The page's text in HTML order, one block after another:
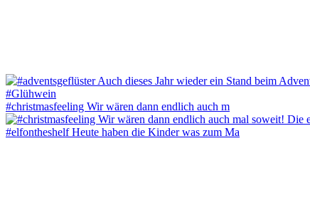
#christmasfeeling Wir wären dann endlich auch m
#elfontheshelf Heute haben die Kinder was zum Ma